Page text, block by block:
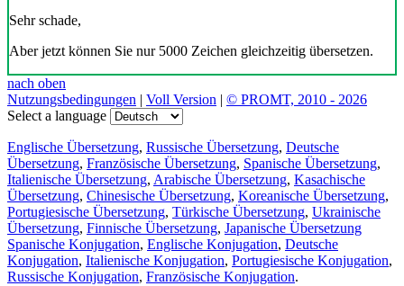
Sehr schade,
Aber jetzt können Sie nur 5000 Zeichen gleichzeitig übersetzen.
nach oben
Nutzungsbedingungen | Voll Version | © PROMT, 2010 - 2026
Select a language
Englische Übersetzung, Russische Übersetzung, Deutsche
Übersetzung, Französische Übersetzung, Spanische Übersetzung,
Italienische Übersetzung, Arabische Übersetzung, Kasachische
Übersetzung, Chinesische Übersetzung, Koreanische Übersetzung,
Portugiesische Übersetzung, Türkische Übersetzung, Ukrainische
Übersetzung, Finnische Übersetzung, Japanische Übersetzung
Spanische Konjugation, Englische Konjugation, Deutsche
Konjugation, Italienische Konjugation, Portugiesische Konjugation,
Russische Konjugation, Französische Konjugation.